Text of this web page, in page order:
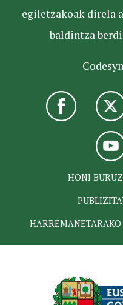
egiletzakoak direla
baldintza
HONI BURUZ
HARREMANETARAKO